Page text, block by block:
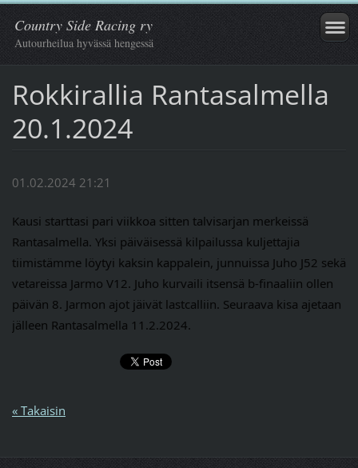
Country Side Racing ry
Autourheilua hyvässä hengessä
Rokkirallia Rantasalmella
20.1.2024
01.02.2024 21:21
Kausi starttasi pari viikkoa sitten talvisarjan merkeissä
Rantasalmella. Yksi päiväisessä kilpailussa kuljettajia
tiimistämme löytyi kaksin kappalein, junnuissa Juho J52 sekä
vetareissa Jarmo V12. Juho kurvaili itsensä b-finaaliin ollen
päivän 8. Jarmon ajot jäivät lastcalliin. Seuraava kisa ajetaan
jälleen Rantasalmella 11.2.2024.
« Takaisin